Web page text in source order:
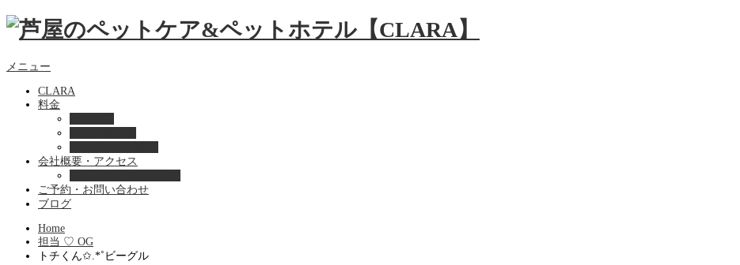
メニュー
CLARA
料金
会社概要・アクセス
ご予約・お問い合わせ
ブログ
Home
担当 ♡ OG
トチくん✩.*˚ビーグル